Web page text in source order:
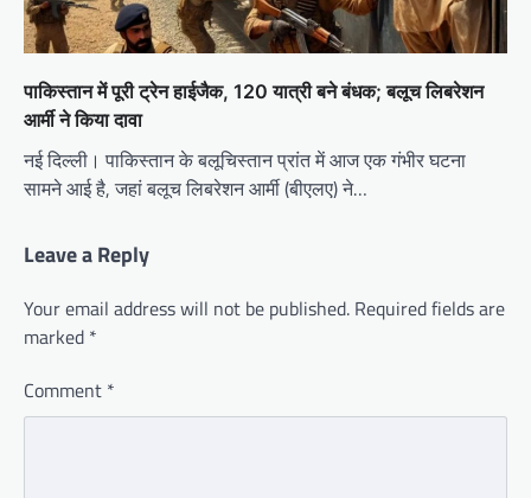
पाकिस्तान में पूरी ट्रेन हाईजैक, 120 यात्री बने बंधक; बलूच लिबरेशन
आर्मी ने किया दावा
नई दिल्ली। पाकिस्तान के बलूचिस्तान प्रांत में आज एक गंभीर घटना
सामने आई है, जहां बलूच लिबरेशन आर्मी (बीएलए) ने…
Leave a Reply
Your email address will not be published. Required fields are
marked *
Comment *